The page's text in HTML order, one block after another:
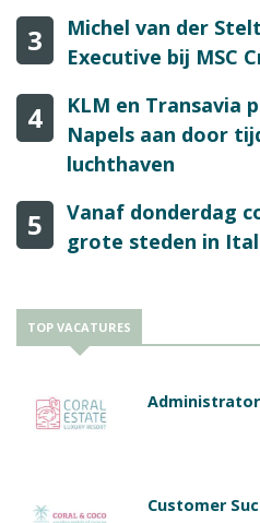
3
Michel van der
Executive bij MSC
4
KLM en Transavia
Napels aan door
luchthaven
5
Vanaf donderdag
grote steden in
TOP VACATURES
Administrator
Customer